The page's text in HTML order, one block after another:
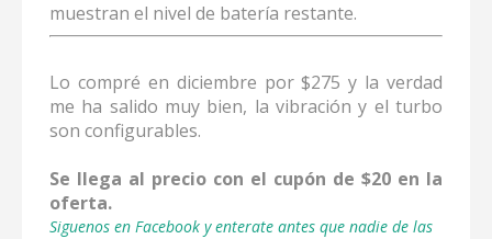
muestran el nivel de batería restante.
Lo compré en diciembre por $275 y la verdad
me ha salido muy bien, la vibración y el turbo
son configurables.
Se llega al precio con el cupón de $20 en la
oferta.
Siguenos en Facebook y enterate antes que nadie de las